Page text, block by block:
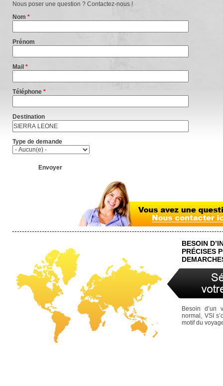
Nous poser une question ? Contactez-nous !
Nom *
Prénom
Mail *
Téléphone *
Destination
Type de demande
BESOIN
PRÉCISES
Besoin
normal, VSI
motif du